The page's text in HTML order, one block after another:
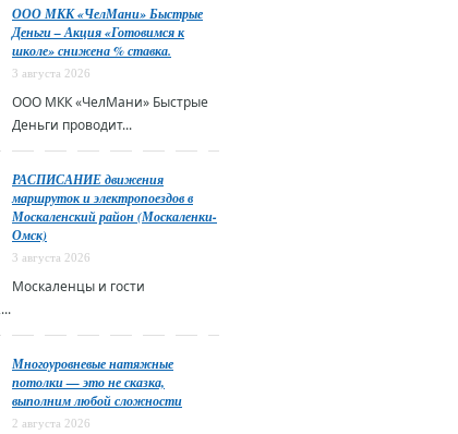
ООО МКК «ЧелМани» Быстрые
Деньги – Акция «Готовимся к
школе» снижена % ставка.
3 августа 2026
ООО МКК «ЧелМани» Быстрые
Деньги проводит...
РАСПИСАНИЕ движения
маршруток и электропоездов в
Москаленский район (Москаленки-
Омск)
3 августа 2026
Москаленцы и гости
Многоуровневые натяжные
потолки — это не сказка,
выполним любой сложности
2 августа 2026